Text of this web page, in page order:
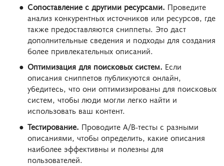
Сопоставление с другими ресурсами. Проведите
анализ конкурентных источников или ресурсов, где
также предоставляются сниппеты. Это даст
дополнительные сведения и подходы для создания
более привлекательных описаний.
Оптимизация для поисковых систем. Если
описания сниппетов публикуются онлайн,
убедитесь, что они оптимизированы для поисковых
систем, чтобы люди могли легко найти и
использовать ваш контент.
Тестирование. Проводите A/B-тесты с разными
описаниями, чтобы определить, какие описания
наиболее эффективны и полезны для
пользователей.